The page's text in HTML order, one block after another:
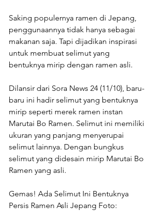
Saking populernya ramen di Jepang,
penggunaannya tidak hanya sebagai
makanan saja. Tapi dijadikan inspirasi
untuk membuat selimut yang
bentuknya mirip dengan ramen asli.
Dilansir dari Sora News 24 (11/10), baru-
baru ini hadir selimut yang bentuknya
mirip seperti merek ramen instan
Marutai Bo Ramen. Selimut ini memiliki
ukuran yang panjang menyerupai
selimut lainnya. Dengan bungkus
selimut yang didesain mirip Marutai Bo
Ramen yang asli.
Gemas! Ada Selimut Ini Bentuknya
Persis Ramen Asli Jepang Foto: